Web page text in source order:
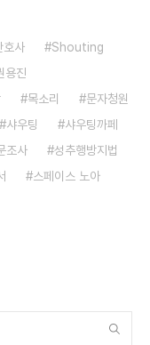
호사
Shouting
용진
목소리
문자청원
샤우팅
샤우팅까페
조사
성추행방지법
스페이스 노아